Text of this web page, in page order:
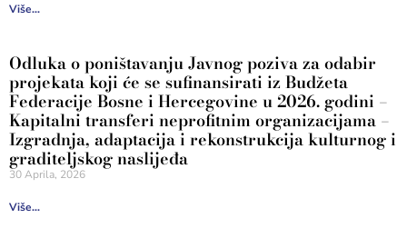
Više...
Odluka o poništavanju Javnog poziva za odabir
projekata koji će se sufinansirati iz Budžeta
Federacije Bosne i Hercegovine u 2026. godini –
Kapitalni transferi neprofitnim organizacijama –
Izgradnja, adaptacija i rekonstrukcija kulturnog i
graditeljskog naslijeđa
30 Aprila, 2026
Više...